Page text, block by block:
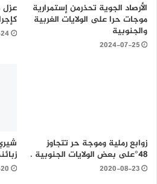
الأرصاد الجوية تحذرمن إستمرارية
موجات حرا على الولايات الغربية
والجنوبية
2024-07-25
عزل
زوابع رملية وموجة حر تتجاوز
48°على بعض الولايات الجنوبية .
2020-08-23